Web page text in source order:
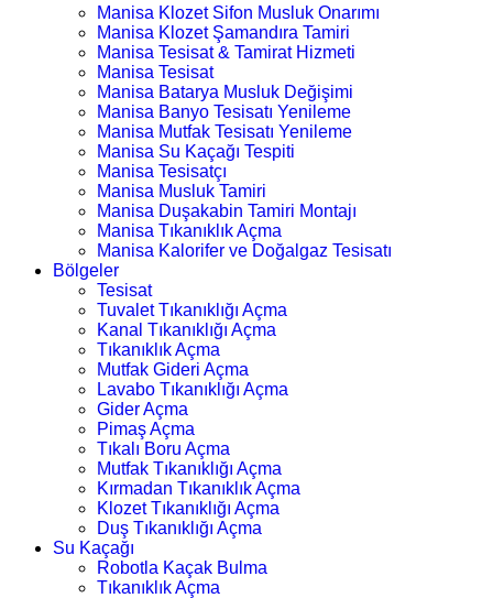
Manisa Klozet Sifon Musluk Onarımı
Manisa Klozet Şamandıra Tamiri
Manisa Tesisat & Tamirat Hizmeti
Manisa Tesisat
Manisa Batarya Musluk Değişimi
Manisa Banyo Tesisatı Yenileme
Manisa Mutfak Tesisatı Yenileme
Manisa Su Kaçağı Tespiti
Manisa Tesisatçı
Manisa Musluk Tamiri
Manisa Duşakabin Tamiri Montajı
Manisa Tıkanıklık Açma
Manisa Kalorifer ve Doğalgaz Tesisatı
Bölgeler
Tesisat
Tuvalet Tıkanıklığı Açma
Kanal Tıkanıklığı Açma
Tıkanıklık Açma
Mutfak Gideri Açma
Lavabo Tıkanıklığı Açma
Gider Açma
Pimaş Açma
Tıkalı Boru Açma
Mutfak Tıkanıklığı Açma
Kırmadan Tıkanıklık Açma
Klozet Tıkanıklığı Açma
Duş Tıkanıklığı Açma
Su Kaçağı
Robotla Kaçak Bulma
Tıkanıklık Açma